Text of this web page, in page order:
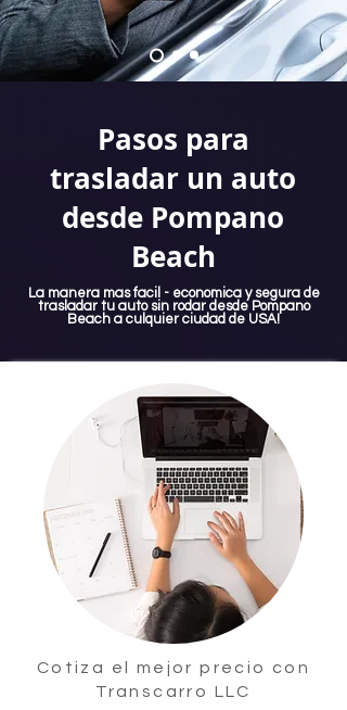
Pasos para
trasladar un auto
desde Pompano
Beach
La manera mas facil - economica y segura de
trasladar tu auto sin rodar desde Pompano
Beach a culquier ciudad de USA!
Cotiza el mejor precio con
Transcarro LLC